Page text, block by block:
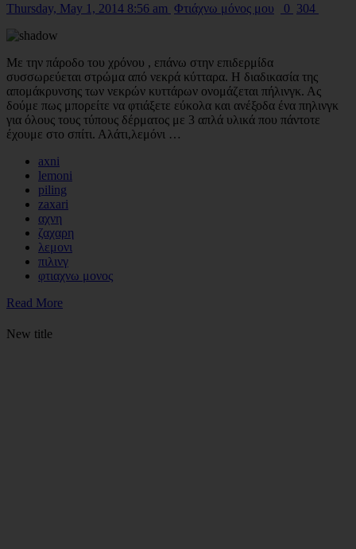
Thursday, May 1, 2014 8:56 am Φτιάχνω μόνος μου 0 304
Με την πάροδο του χρόνου , επάνω στην επιδερμίδα
συσσωρεύεται στρώμα από νεκρά κύτταρα. Η διαδικασία της
απομάκρυνσης των νεκρών κυττάρων ονομάζεται πήλινγκ. Ας
δούμε πως μπορείτε να φτιάξετε εύκολα και ανέξοδα ένα πηλινγκ
για όλους τους τύπους δέρματος με 3 απλά υλικά που πάντοτε
έχουμε στο σπίτι. Αλάτι,λεμόνι …
axni
lemoni
piling
zaxari
αχνη
ζαχαρη
λεμονι
πιλινγ
φτιαχνω μονος
Read More
New title